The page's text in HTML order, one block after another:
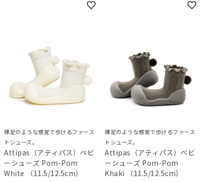
裸足のような感覚で歩けるファース
トシューズ。
Attipas（アティパス）ベビ
ーシューズ Pom-Pom
White （11.5/12.5cm）
裸足のような感覚で歩けるファース
トシューズ。
Attipas（アティパス）ベビ
ーシューズ Pom-Pom
Khaki （11.5/12.5cm）